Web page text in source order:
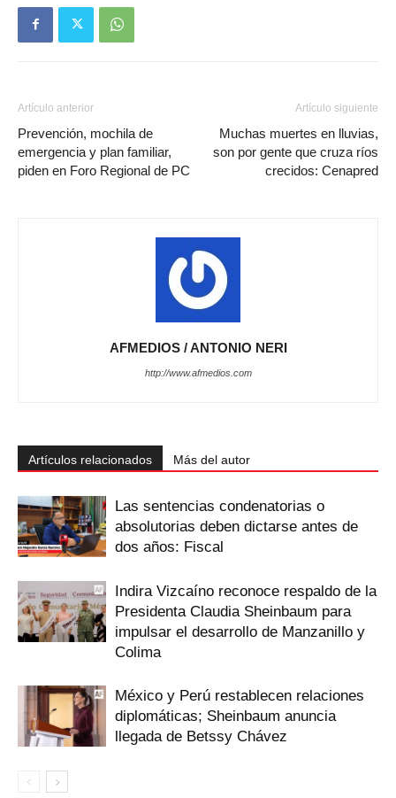
Artículo anterior
Prevención, mochila de
emergencia y plan familiar,
piden en Foro Regional de PC
Artículo siguiente
Muchas muertes en lluvias,
son por gente que cruza ríos
crecidos: Cenapred
AFMEDIOS / ANTONIO NERI
http://www.afmedios.com
Artículos relacionados Más del autor
Las sentencias condenatorias o
absolutorias deben dictarse antes de
dos años: Fiscal
Indira Vizcaíno reconoce respaldo de la
Presidenta Claudia Sheinbaum para
impulsar el desarrollo de Manzanillo y
Colima
México y Perú restablecen relaciones
diplomáticas; Sheinbaum anuncia
llegada de Betssy Chávez